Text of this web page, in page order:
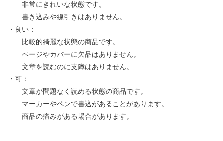
非常にきれいな状態です。
書き込みや線引きはありません。
・良い：
比較的綺麗な状態の商品です。
ページやカバーに欠品はありません。
文章を読むのに支障はありません。
・可：
文章が問題なく読める状態の商品です。
マーカーやペンで書込があることがあります。
商品の痛みがある場合があります。